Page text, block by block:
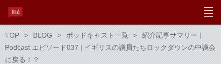
TOP BLOG ポッドキャスト一覧
紹介記事サマリー |
Podcast エピソード037 | イギリスの議員たちロックダウンの中議会
に戻る！？